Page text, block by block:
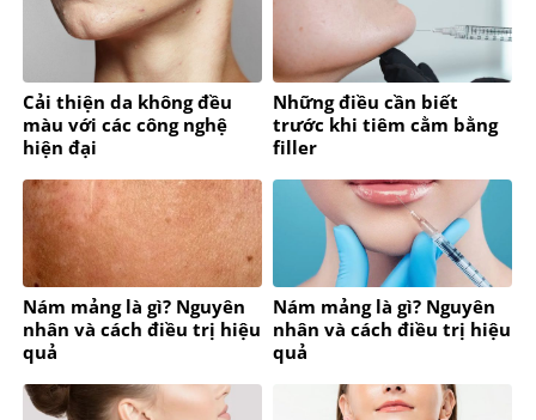
Cải thiện da không đều
màu với các công nghệ
hiện đại
Những điều cần biết
trước khi tiêm cằm bằng
filler
Nám mảng là gì? Nguyên
nhân và cách điều trị hiệu
quả
Nám mảng là gì? Nguyên
nhân và cách điều trị hiệu
quả